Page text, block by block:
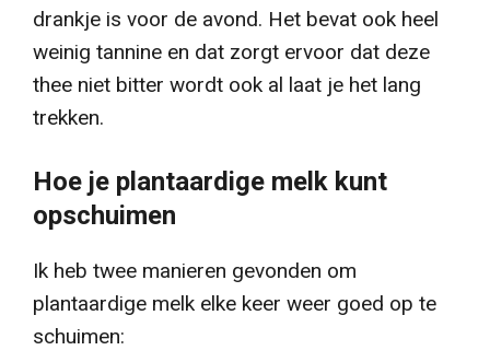
drankje is voor de avond. Het bevat ook heel
weinig tannine en dat zorgt ervoor dat deze
thee niet bitter wordt ook al laat je het lang
trekken.
Hoe je plantaardige melk kunt
opschuimen
Ik heb twee manieren gevonden om
plantaardige melk elke keer weer goed op te
schuimen: